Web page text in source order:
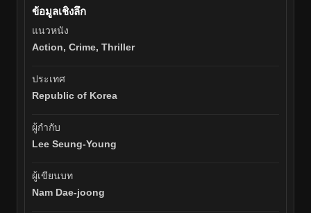
ข้อมูลเชิงลึก
แนวหนัง
Action, Crime, Thriller
ประเทศ
Republic of Korea
ผู้กำกับ
Lee Seung-Young
ผู้เขียนบท
Nam Dae-joong